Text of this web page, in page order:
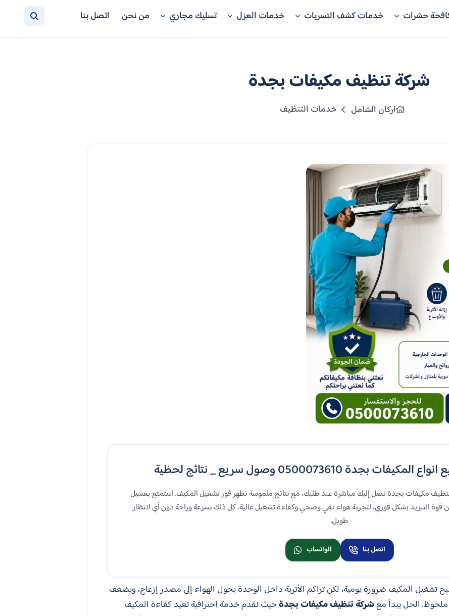
حشرات خدمات كشف التسربات خدمات العزل تسليك مجاري من نحن اتصل بنا
شركة تنظيف مكيفات بجدة
اركان الشامل خدمات التنظيف
0500073610 وصول سريع _ نتائج لحظية
مكيفات بجدة تصل إليك مباشرة عند طلبك، مع نتائج ملموسة تظهر فور تشغيل المكيف. استمتع بغسيل
قوة التبريد بشكل فوري، لتجربة هواء نقي وصحي وكفاءة تشغيل عالية، كل ذلك بسرعة وراحة دون أي انتظار
طويل.
اتصل بنا الواتساب
تشغيل المكيف ضرورة يومية، لكن تراكم الأتربة داخل الوحدة يحول الهواء إلى مصدر إزعاج، ويضعف
ملحوظ. الحل يبدأ معشركة تنظيف مكيفات بجدةحيث نقدم خدمة احترافية تعيد كفاءة المكيف